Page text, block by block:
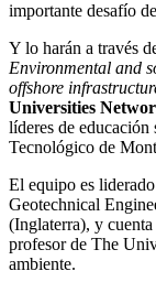
importante desafío
Y lo harán a través
Environmental and
offshore
Universities
líderes de educación
Tecnológico de
El equipo es
Geotechnical
(Inglaterra), y
profesor de The
ambiente.